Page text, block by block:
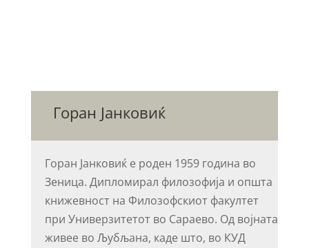
Горан Јанковиќ
Горан Јанковиќ е роден 1959 година во
Зеница. Дипломирал филозофија и општа
книжевност на Филозофскиот факултет
при Универзитетот во Сараево. Од војната
живее во Љубљана, каде што, во КУД